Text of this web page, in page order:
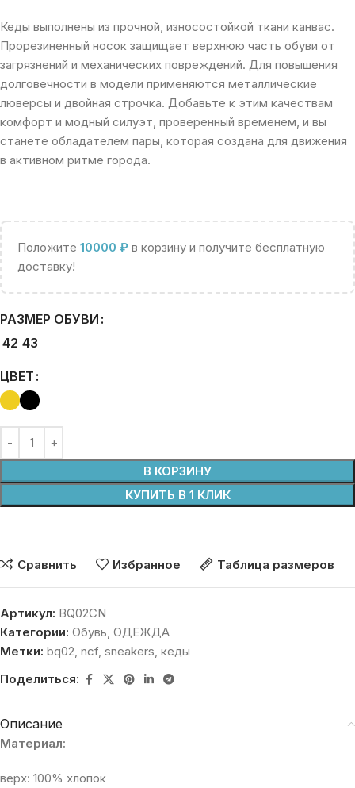
Кеды выполнены из прочной, износостойкой ткани канвас.
Прорезиненный носок защищает верхнюю часть обуви от
загрязнений и механических повреждений. Для повышения
долговечности в модели применяются металлические
люверсы и двойная строчка. Добавьте к этим качествам
комфорт и модный силуэт, проверенный временем, и вы
станете обладателем пары, которая создана для движения
в активном ритме города.
Положите 10000 ₽ в корзину и получите бесплатную
доставку!
РАЗМЕР ОБУВИ
42 43
ЦВЕТ
В КОРЗИНУ
КУПИТЬ В 1 КЛИК
Сравнить Избранное Таблица размеров
Артикул: BQ02CN
Категории: Обувь, ОДЕЖДА
Метки: bq02, ncf, sneakers, кеды
Поделиться:
Описание
Материал:
верх: 100% хлопок